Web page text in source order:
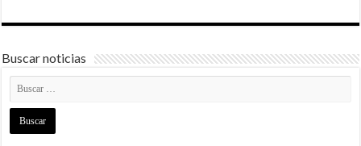
Buscar noticias